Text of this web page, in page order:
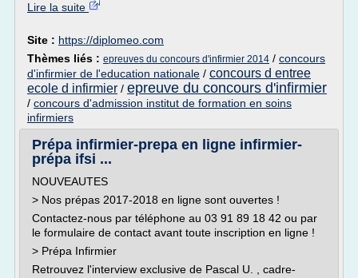
Lire la suite
Site : https://diplomeo.com
Thèmes liés : epreuves du concours d'infirmier 2014 / concours
d'infirmier de l'education nationale / concours d entree
ecole d infirmier / epreuve du concours d'infirmier
/ concours d'admission institut de formation en soins
infirmiers
Prépa infirmier-prepa en ligne infirmier-
prépa ifsi ...
NOUVEAUTES
> Nos prépas 2017-2018 en ligne sont ouvertes !
Contactez-nous par téléphone au 03 91 89 18 42 ou par
le formulaire de contact avant toute inscription en ligne !
> Prépa Infirmier
Retrouvez l'interview exclusive de Pascal U. , cadre-